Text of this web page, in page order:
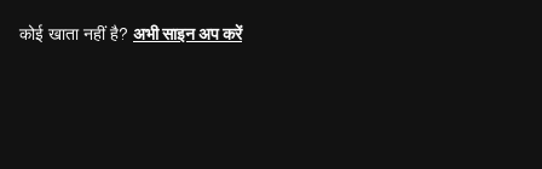
कोई खाता नहीं है? अभी साइन अप करें